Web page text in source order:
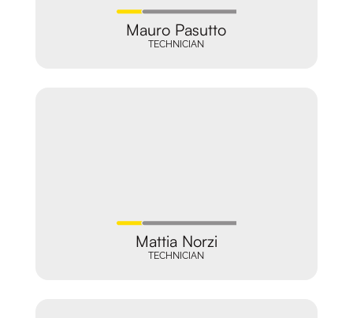
Mauro Pasutto
TECHNICIAN
Mattia Norzi
TECHNICIAN